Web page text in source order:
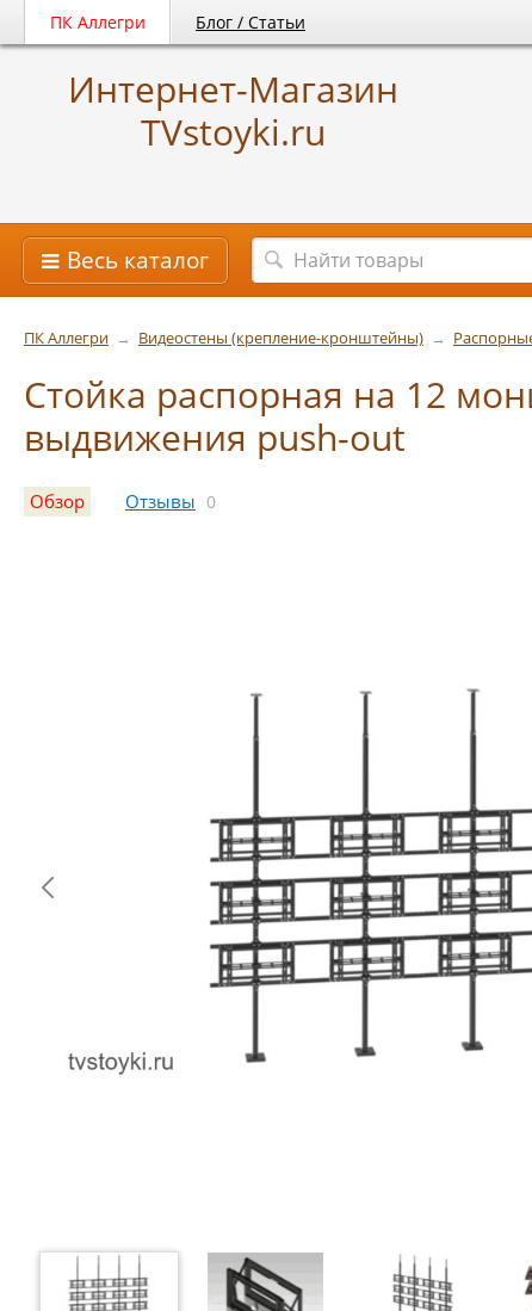
ПК Аллегри Блог / Статьи
Интернет-Магазин
TVstoyki.ru
Весь каталог
ПК Аллегри → Видеостены (крепление-кронштейны) →
Стойка распорная на 12
выдвижения push-out
Обзор Отзывы 0